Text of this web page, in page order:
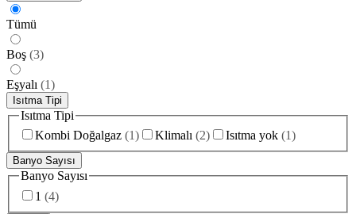
Tümü
Boş (3)
Eşyalı (1)
Isıtma Tipi
Isıtma Tipi
Kombi Doğalgaz (1) Klimalı (2) Isıtma yok (1)
Banyo Sayısı
Banyo Sayısı
1 (4)